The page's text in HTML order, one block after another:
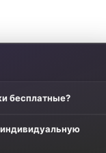
бесплатные?
индивидуальную